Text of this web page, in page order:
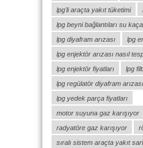
lpg'li araçta yakıt tüketimi
lpg beyni bağlantıları su
lpg diyafram arızası
lpg
lpg enjektör arızası nasıl
lpg enjektör fiyatları
lpg
lpg regülatör diyafram arızası
lpg yedek parça fiyatları
motor suyuna gaz karışıyor
radyatöre gaz karışıyor
sıralı sistem araçta yakıt